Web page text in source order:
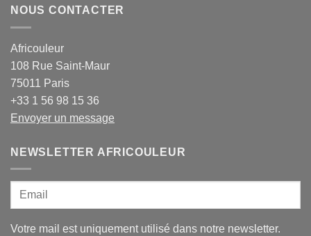
NOUS CONTACTER
Africouleur
108 Rue Saint-Maur
75011 Paris
+33 1 56 98 15 36
Envoyer un message
NEWSLETTER AFRICOULEUR
Votre mail est uniquement utilisé dans notre newsletter.